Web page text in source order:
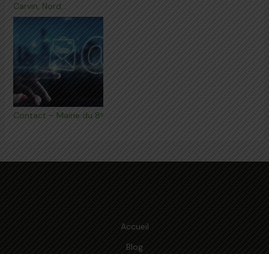
Carvin, Nord…
Contact – Mairie du 8ᵉ
Accueil
Blog